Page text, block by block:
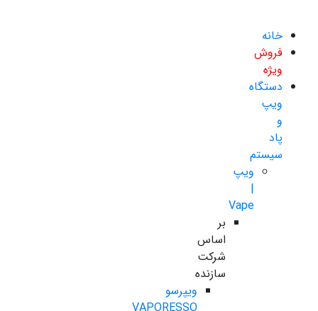
خانه
فروش
ویژه
دستگاه
ویپ
و
پاد
سیستم
ویپ
|
Vape
بر
اساس
شرکت
سازنده
ویپرسو